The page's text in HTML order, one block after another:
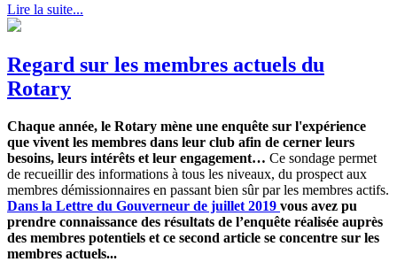
Lire la suite...
Regard sur les membres actuels du
Rotary
Chaque année, le Rotary mène une enquête sur l'expérience
que vivent les membres dans leur club afin de cerner leurs
besoins, leurs intérêts et leur engagement… Ce sondage permet
de recueillir des informations à tous les niveaux, du prospect aux
membres démissionnaires en passant bien sûr par les membres actifs.
Dans la Lettre du Gouverneur de juillet 2019 vous avez pu
prendre connaissance des résultats de l’enquête réalisée auprès
des membres potentiels et ce second article se concentre sur les
membres actuels...